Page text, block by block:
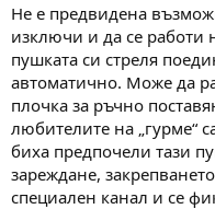
Не е предвидена
изключи и да се работи
пушката си стреля
автоматично. Може да
плочка за ръчно
любителите на „гурме“
биха предпочели тази
зареждане,
специален канал и се